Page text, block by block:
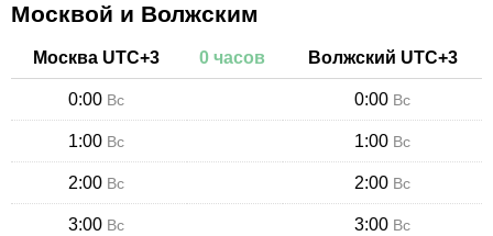
Москвой и Волжским
Москва UTC+3 0 часов Волжский UTC+3
0:00 Вс 0:00 Вс
1:00 Вс 1:00 Вс
2:00 Вс 2:00 Вс
3:00 Вс 3:00 Вс